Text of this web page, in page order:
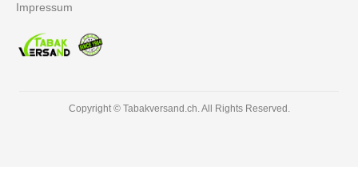
Impressum
Copyright © Tabakversand.ch. All Rights Reserved.